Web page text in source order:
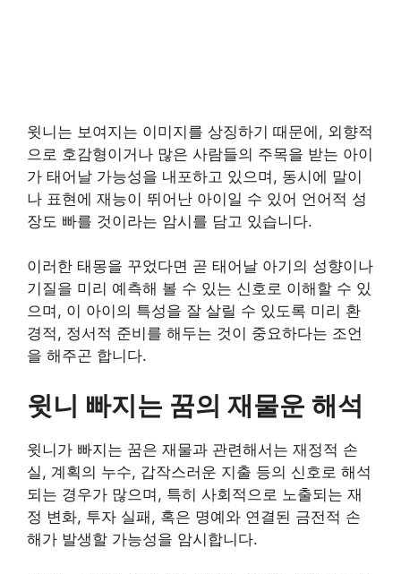
윗니는 보여지는 이미지를 상징하기 때문에, 외향적
으로 호감형이거나 많은 사람들의 주목을 받는 아이
가 태어날 가능성을 내포하고 있으며, 동시에 말이
나 표현에 재능이 뛰어난 아이일 수 있어 언어적 성
장도 빠를 것이라는 암시를 담고 있습니다.
이러한 태몽을 꾸었다면 곧 태어날 아기의 성향이나
기질을 미리 예측해 볼 수 있는 신호로 이해할 수 있
으며, 이 아이의 특성을 잘 살릴 수 있도록 미리 환
경적, 정서적 준비를 해두는 것이 중요하다는 조언
을 해주곤 합니다.
윗니 빠지는 꿈의 재물운 해석
윗니가 빠지는 꿈은 재물과 관련해서는 재정적 손
실, 계획의 누수, 갑작스러운 지출 등의 신호로 해석
되는 경우가 많으며, 특히 사회적으로 노출되는 재
정 변화, 투자 실패, 혹은 명예와 연결된 금전적 손
해가 발생할 가능성을 암시합니다.